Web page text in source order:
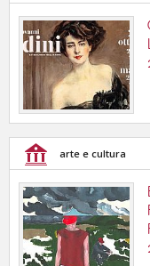
sport e
cinema,
tutte le
arte e cultura